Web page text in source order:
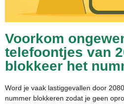
Voorkom
telefoontjes van
blokkeer het
Word je vaak lastiggevallen door
nummer blokkeren zodat je geen